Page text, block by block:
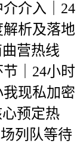
介入｜24
析及落地
营热线
｜24小时
现私加密
预定热
列队等待